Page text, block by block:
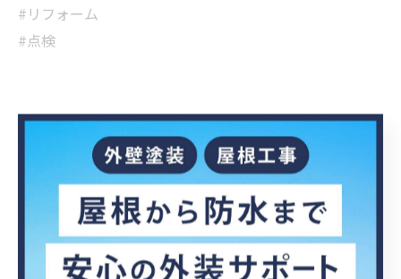
#リフォーム
#点検
< 前のページ 一覧に戻る 次のページ >
関連タグ